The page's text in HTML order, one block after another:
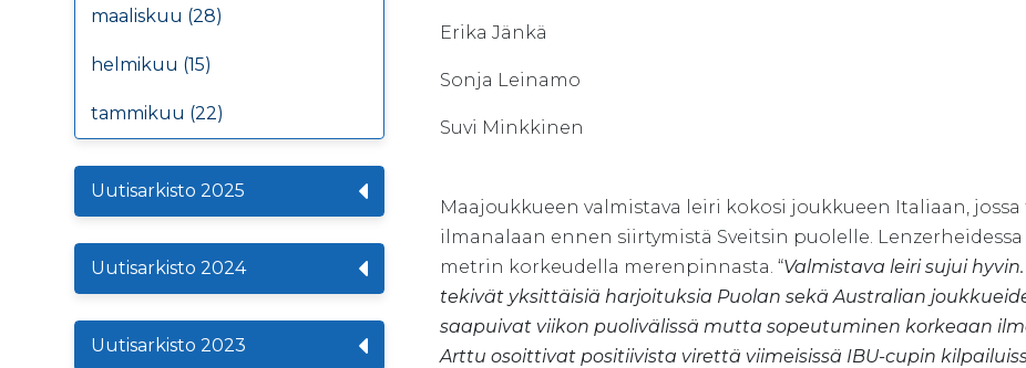
maaliskuu (28)
helmikuu (15)
tammikuu (22)
Uutisarkisto 2025
Uutisarkisto 2024
Uutisarkisto 2023
Erika Jänkä
Sonja Leinamo
Suvi Minkkinen
Maajoukkueen valmistava leiri kokosi joukkueen Italiaan,
ilmanalaan ennen siirtymistä Sveitsin puolelle.
metrin korkeudella merenpinnasta. “Valmistava leiri sujui
tekivät yksittäisiä harjoituksia Puolan sekä Australian
saapuivat viikon puolivälissä mutta sopeutuminen korkeaan
Arttu osoittivat positiivista virettä viimeisissä IBU-cupin